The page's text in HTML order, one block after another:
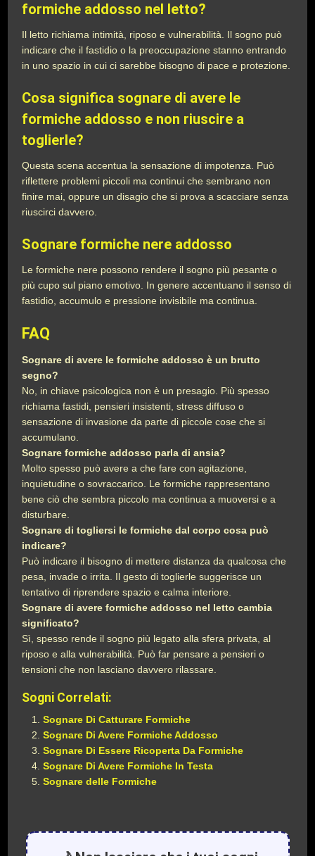
formiche addosso nel letto?
Il letto richiama intimità, riposo e vulnerabilità. Il sogno può
indicare che il fastidio o la preoccupazione stanno entrando
in uno spazio in cui ci sarebbe bisogno di pace e protezione.
Cosa significa sognare di avere le
formiche addosso e non riuscire a
toglierle?
Questa scena accentua la sensazione di impotenza. Può
riflettere problemi piccoli ma continui che sembrano non
finire mai, oppure un disagio che si prova a scacciare senza
riuscirci davvero.
Sognare formiche nere addosso
Le formiche nere possono rendere il sogno più pesante o
più cupo sul piano emotivo. In genere accentuano il senso di
fastidio, accumulo e pressione invisibile ma continua.
FAQ
Sognare di avere le formiche addosso è un brutto
segno?
No, in chiave psicologica non è un presagio. Più spesso
richiama fastidi, pensieri insistenti, stress diffuso o
sensazione di invasione da parte di piccole cose che si
accumulano.
Sognare formiche addosso parla di ansia?
Molto spesso può avere a che fare con agitazione,
inquietudine o sovraccarico. Le formiche rappresentano
bene ciò che sembra piccolo ma continua a muoversi e a
disturbare.
Sognare di togliersi le formiche dal corpo cosa può
indicare?
Può indicare il bisogno di mettere distanza da qualcosa che
pesa, invade o irrita. Il gesto di toglierle suggerisce un
tentativo di riprendere spazio e calma interiore.
Sognare di avere formiche addosso nel letto cambia
significato?
Sì, spesso rende il sogno più legato alla sfera privata, al
riposo e alla vulnerabilità. Può far pensare a pensieri o
tensioni che non lasciano davvero rilassare.
Sogni Correlati:
Sognare Di Catturare Formiche
Sognare Di Avere Formiche Addosso
Sognare Di Essere Ricoperta Da Formiche
Sognare Di Avere Formiche In Testa
Sognare delle Formiche